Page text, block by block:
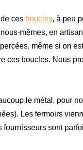
ces boucles, à peu
mêmes, en
même si on
ces boucles. Nous
le métal, pour
Les fermoirs
sont